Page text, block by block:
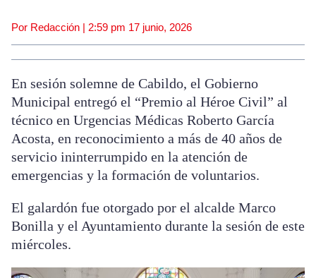
Por Redacción | 2:59 pm 17 junio, 2026
En sesión solemne de Cabildo, el Gobierno
Municipal entregó el “Premio al Héroe Civil” al
técnico en Urgencias Médicas Roberto García
Acosta, en reconocimiento a más de 40 años de
servicio ininterrumpido en la atención de
emergencias y la formación de voluntarios.
El galardón fue otorgado por el alcalde Marco
Bonilla y el Ayuntamiento durante la sesión de este
miércoles.